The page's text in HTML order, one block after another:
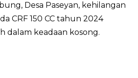
Desa Paseyan, kehilangan
CRF 150 CC tahun 2024
dalam keadaan kosong.